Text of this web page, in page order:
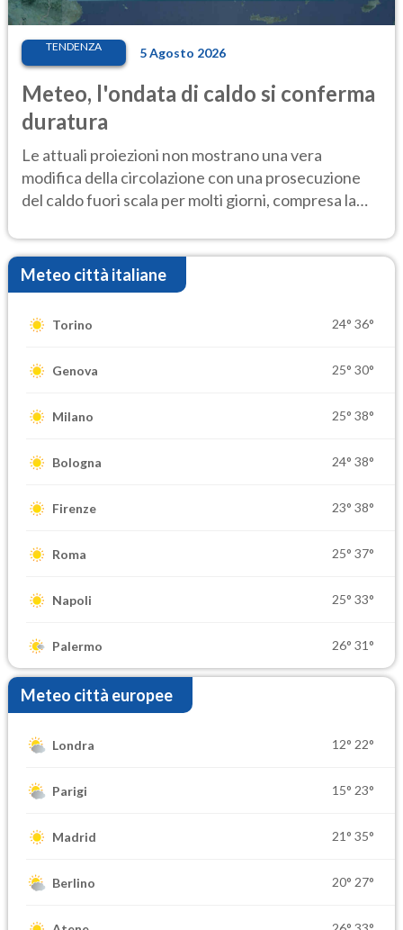
TENDENZA 5 Agosto 2026
Meteo, l'ondata di caldo si conferma
duratura
Le attuali proiezioni non mostrano una vera
modifica della circolazione con una prosecuzione
del caldo fuori scala per molti giorni, compresa la
Meteo città italiane
Torino 24° 36°
Genova 25° 30°
Milano 25° 38°
Bologna 24° 38°
Firenze 23° 38°
Roma 25° 37°
Napoli 25° 33°
Palermo 26° 31°
Meteo città europee
Londra 12° 22°
Parigi 15° 23°
Madrid 21° 35°
Berlino 20° 27°